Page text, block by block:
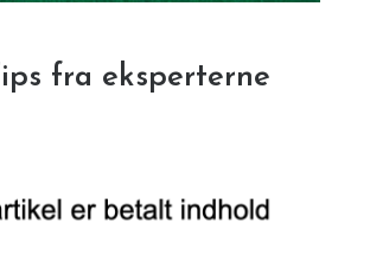
fra eksperterne